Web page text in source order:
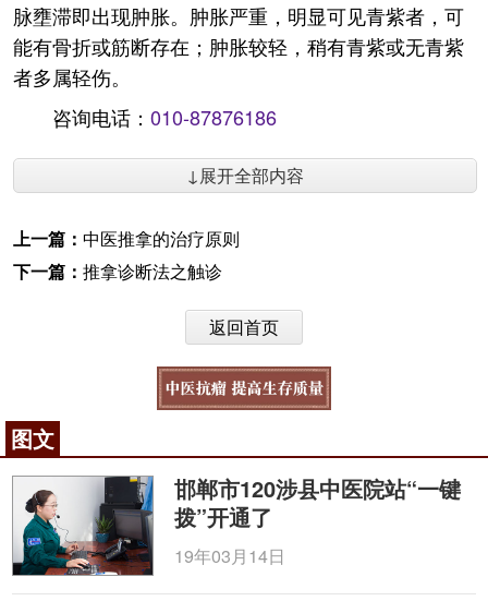
脉壅滞即出现肿胀。肿胀严重，明显可见青紫者，可
能有骨折或筋断存在；肿胀较轻，稍有青紫或无青紫
者多属轻伤。
咨询电话： 010-87876186
↓展开全部内容
上一篇： 中医推拿的治疗原则
下一篇： 推拿诊断法之触诊
返回首页
图文
邯郸市120涉县中医院站“一键
拨”开通了
19年03月14日